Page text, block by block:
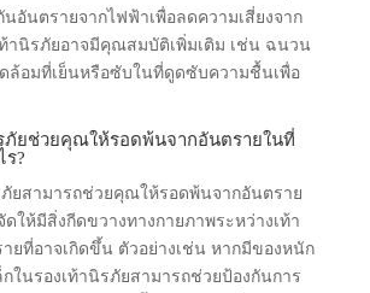
อันตรายจากไฟฟ้าเพื่อลดความเสี่ยงจาก
านิรภัยอาจมีคุณสมบัติเพิ่มเติม เช่น ฉนวน
ล้อมที่เย็นหรือซับในที่ดูดซับความชื้นเพื่อ
ภัยช่วยคุณให้รอดพ้นจากอันตรายในที่
ร?
ภัยสามารถช่วยคุณให้รอดพ้นจากอันตราย
ให้มีสิ่งกีดขวางทางกายภาพระหว่างเท้า
ยที่อาจเกิดขึ้น ตัวอย่างเช่น หากมีของหนัก
กในรองเท้านิรภัยสามารถช่วยป้องกันการ